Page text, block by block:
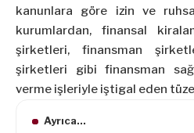
kanunlara göre izin ve
kurumlardan, finansal
şirketleri, finansman
şirketleri gibi finansman
verme işleriyle iştigal eden
Ayrıca...